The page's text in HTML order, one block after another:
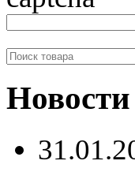
Новости